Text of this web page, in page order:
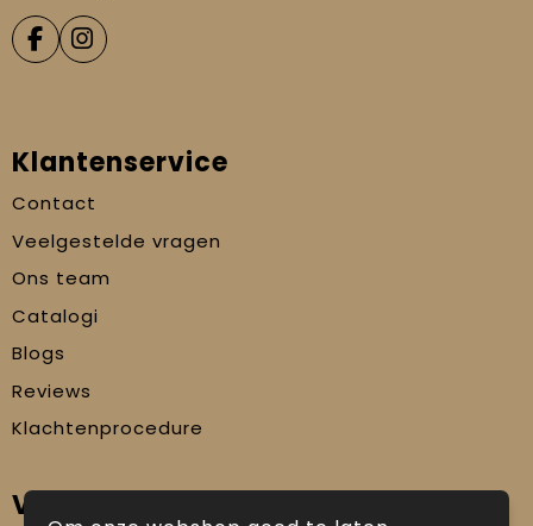
Klantenservice
Contact
Veelgestelde vragen
Ons team
Catalogi
Blogs
Reviews
Klachtenprocedure
Veilig winkelen